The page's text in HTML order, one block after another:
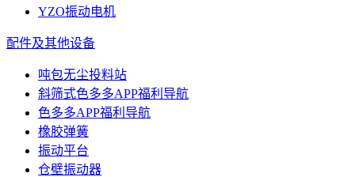
YZO振动电机
配件及其他设备
吨包无尘投料站
斜筛式色多多APP福利导航
色多多APP福利导航
橡胶弹簧
振动平台
仓壁振动器